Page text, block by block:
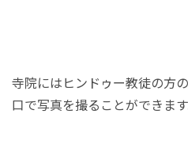
寺院にはヒンドゥー教徒の方
口で写真を撮ることができます